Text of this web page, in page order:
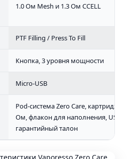
1.0 Ом Mesh и 1.3 Ом CCELL
PTF Filling / Press To Fill
Кнопка, 3 уровня мощности
Micro-USB
Pod-система Zero Care, картридж
Ом, флакон для наполнения, USB-
гарантийный талон